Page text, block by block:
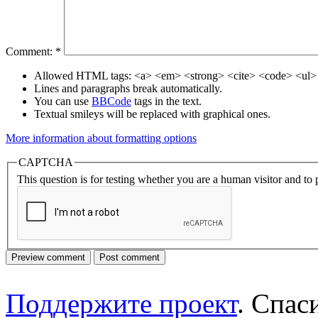
Comment: *
Allowed HTML tags: <a> <em> <strong> <cite> <code>
Lines and paragraphs break automatically.
You can use BBCode tags in the text.
Textual smileys will be replaced with graphical ones.
More information about formatting options
CAPTCHA
This question is for testing whether you are a human visitor and to
Поддержите проект.